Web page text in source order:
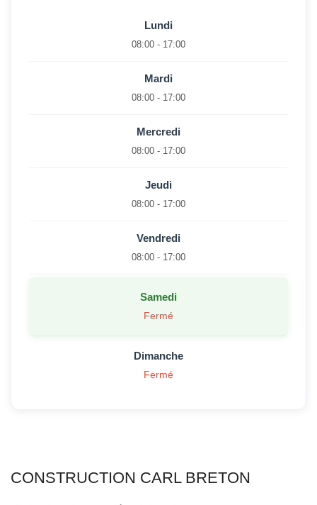
Lundi
08:00 - 17:00
Mardi
08:00 - 17:00
Mercredi
08:00 - 17:00
Jeudi
08:00 - 17:00
Vendredi
08:00 - 17:00
Samedi
Fermé
Dimanche
Fermé